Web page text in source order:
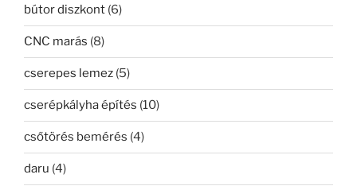
bútor diszkont (6)
CNC marás (8)
cserepes lemez (5)
cserépkályha építés (10)
csőtörés bemérés (4)
daru (4)